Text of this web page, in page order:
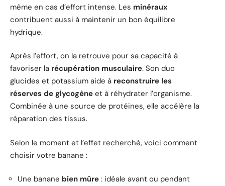
même en cas d’effort intense. Les minéraux
contribuent aussi à maintenir un bon équilibre
hydrique.
Après l’effort, on la retrouve pour sa capacité à
favoriser la récupération musculaire. Son duo
glucides et potassium aide à reconstruire les
réserves de glycogène et à réhydrater l’organisme.
Combinée à une source de protéines, elle accélère la
réparation des tissus.
Selon le moment et l’effet recherché, voici comment
choisir votre banane :
Une banane bien mûre : idéale avant ou pendant